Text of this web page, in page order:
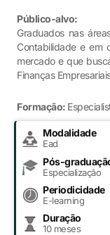
Público-alvo:
Graduados nas
Contabilidade e em
mercado e que
Finanças
Formação:
Modalidade
Ead
Pós-
Especialização
Periodicidade
E-learning
Duração
10 meses